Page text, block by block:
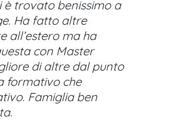
è trovato benissimo a
Ha fatto altre
all’estero ma ha
con Master
di altre dal punto
formativo che
Famiglia ben